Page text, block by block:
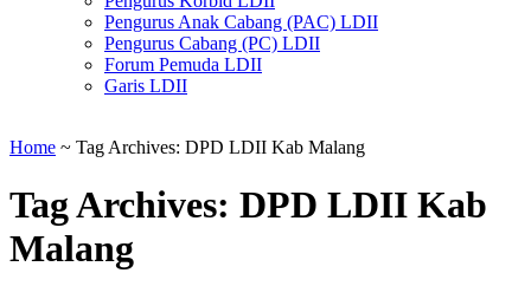
Pengurus Anak Cabang (PAC) LDII
Pengurus Cabang (PC) LDII
Forum Pemuda LDII
Garis LDII
Home ~ Tag Archives: DPD LDII Kab Malang
Tag Archives: DPD LDII Kab
Malang